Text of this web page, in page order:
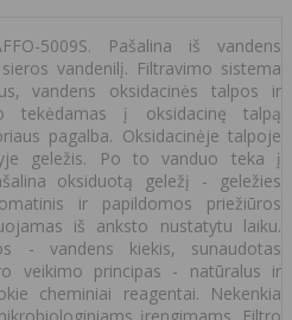
5009S. Pašalina iš vandens
vandenilį. Filtravimo sistema
vandens oksidacinės talpos ir
tekėdamas į oksidacinę talpą
pagalba. Oksidacinėje talpoje
geležis. Po to vanduo teka į
oksiduotą geležį - geležies
ir papildomos priežiūros
iš anksto nustatytu laiku.
- vandens kiekis, sunaudotas
veikimo principas - natūralus ir
cheminiai reagentai. Nekenkia